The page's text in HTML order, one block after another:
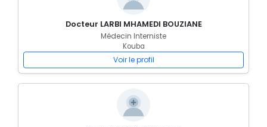
Docteur LARBI MHAMEDI BOUZIANE
Médecin Interniste
Kouba
Voir le profil